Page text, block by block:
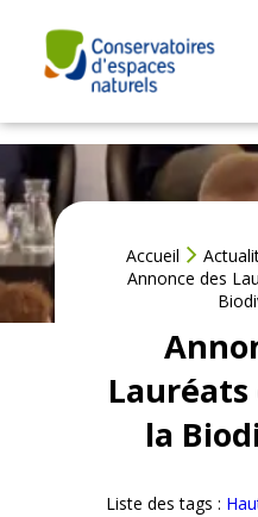
contenu
SOMMES-
NOUS ?
NOS
ACTIONS
AGIR
AVEC
Accueil
Annonce des
la
Liste des tags :